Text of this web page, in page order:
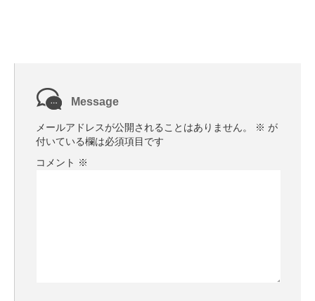
Message
メールアドレスが公開されることはありません。 ※ が
付いている欄は必須項目です
コメント ※